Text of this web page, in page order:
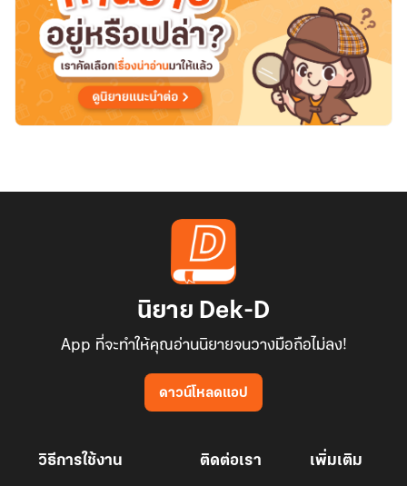
นิยาย Dek-D
App ที่จะทำให้คุณอ่านนิยายจนวางมือถือไม่ลง!
ดาวน์โหลดแอป
วิธีการใช้งาน ติดต่อเรา เพิ่มเติม